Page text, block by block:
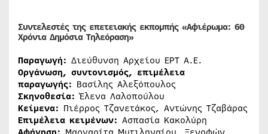
Συντελεστές της επετειακής εκπομπής «Αφιέρωμα: 60
Χρόνια Δημόσια Τηλεόραση»
Παραγωγή: Διεύθυνση Αρχείου ΕΡΤ Α.Ε.
Οργάνωση, συντονισμός, επιμέλεια
παραγωγής: Βασίλης Αλεξόπουλος
Σκηνοθεσία:Έλενα Λαλοπούλου
Κείμενα: Πιέρρος Τζανετάκος, Αντώνης Τζαβάρας
Επιμέλεια κειμένων: Ασπασία Κακολύρη